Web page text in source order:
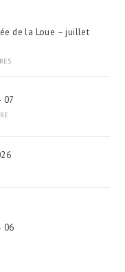
de la Loue – juillet
07
06